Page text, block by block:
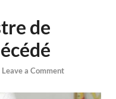
de
Leave a Comment